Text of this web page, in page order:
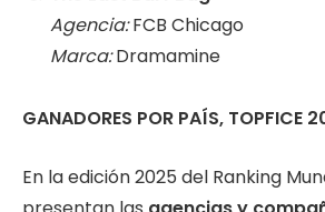
Agencia:FCB Chicago
Marca:Dramamine
GANADORES POR PAÍS, TOPFICE
En la edición 2025 del Ranking